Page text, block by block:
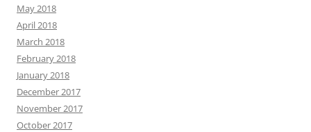
May 2018
April 2018
March 2018
February 2018
January 2018
December 2017
November 2017
October 2017